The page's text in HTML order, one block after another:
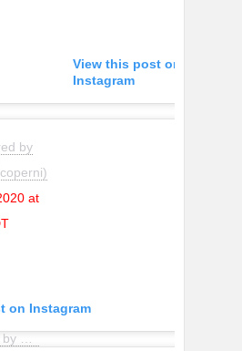
View this post on
Instagram
by
at
on Instagram